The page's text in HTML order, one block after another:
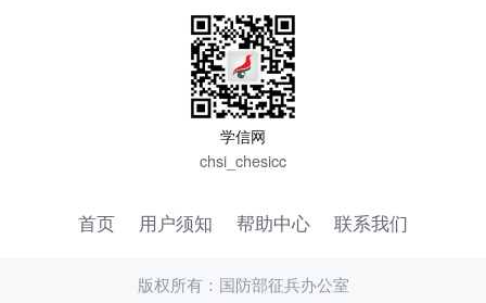
学信网
chsi_chesicc
首页 用户须知 帮助中心 联系我们
版权所有：国防部征兵办公室